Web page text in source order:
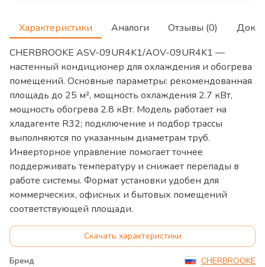
Характеристики Аналоги Отзывы (0)
CHERBROOKE ASV-09UR4K1/AOV-09UR4K1 —
настенный кондиционер для охлаждения и обогрева
помещений. Основные параметры: рекомендованная
площадь до 25 м², мощность охлаждения 2.7 кВт,
мощность обогрева 2.8 кВт. Модель работает на
хладагенте R32; подключение и подбор трассы
выполняются по указанным диаметрам труб.
Инверторное управление помогает точнее
поддерживать температуру и снижает перепады в
работе системы. Формат установки удобен для
коммерческих, офисных и бытовых помещений
соответствующей площади.
Скачать характеристики
Бренд CHERBROOKE